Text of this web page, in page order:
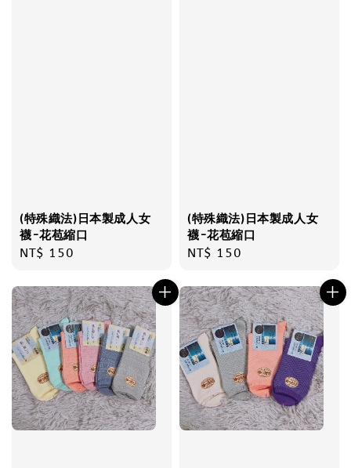
(特殊織法)日本製成人女
襪-花苞縮口
Regular
NT$ 150
(特殊織法)日本製成人女
襪-花苞縮口
Regular
NT$ 150